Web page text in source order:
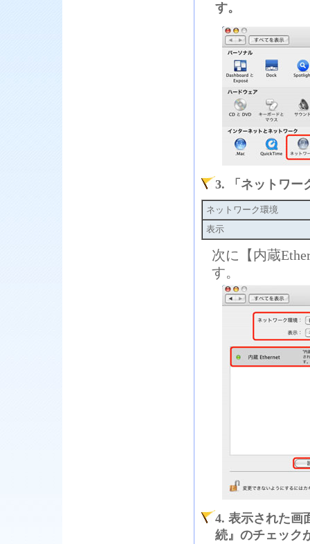
す。
3. 「ネットワー
ネットワーク環境
表示
次に【内蔵
す。
4. 表示された画
続』のチェック